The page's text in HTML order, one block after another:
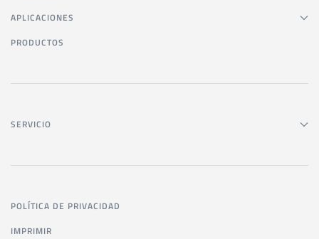
APLICACIONES
PRODUCTOS
SERVICIO
POLÍTICA DE PRIVACIDAD
IMPRIMIR